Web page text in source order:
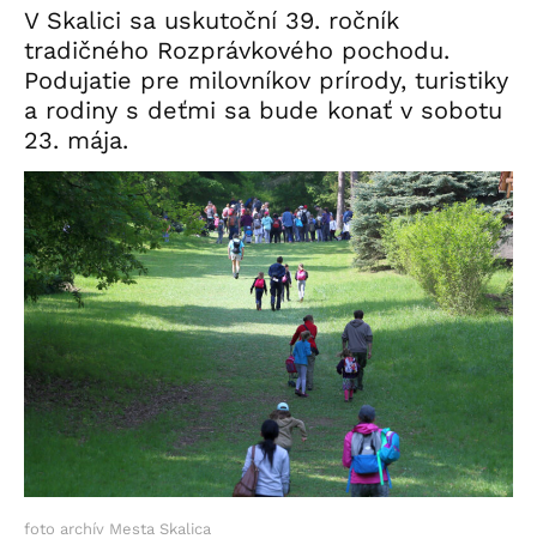
V Skalici sa uskutoční 39. ročník
tradičného Rozprávkového pochodu.
Podujatie pre milovníkov prírody, turistiky
a rodiny s deťmi sa bude konať v sobotu
23. mája.
foto archív Mesta Skalica